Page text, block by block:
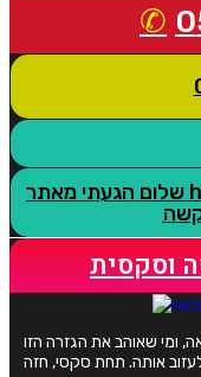
שלום הגעתי מאתר https://hasfaniyot.com/ אפשר
וסקסית
ומי שאוהב את הגזרה הזו